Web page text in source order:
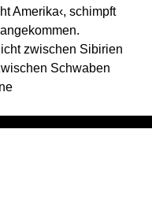
Amerika‹, schimpft
zwischen Sibirien
Schwaben